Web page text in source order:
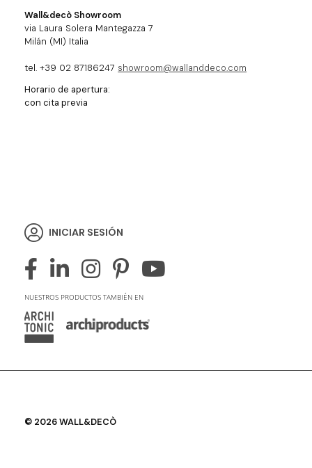
Wall&decò Showroom
via Laura Solera Mantegazza 7
Milán (MI) Italia
tel. +39 02 87186247 showroom@wallanddeco.com
Horario de apertura:
con cita previa
INICIAR SESIÓN
NUESTROS PRODUCTOS TAMBIÉN EN
© 2026 WALL&DECÒ